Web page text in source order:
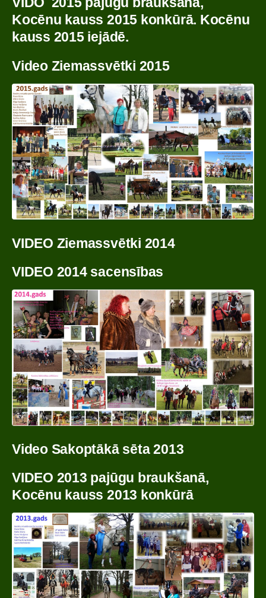
Kocēnu kauss 2015 konkūrā. Kocēnu
kauss 2015 iejādē.
Video Ziemassvētki 2015
VIDEO Ziemassvētki 2014
VIDEO 2014 sacensības
Video Sakoptākā sēta 2013
VIDEO 2013 pajūgu braukšanā,
Kocēnu kauss 2013 konkūrā